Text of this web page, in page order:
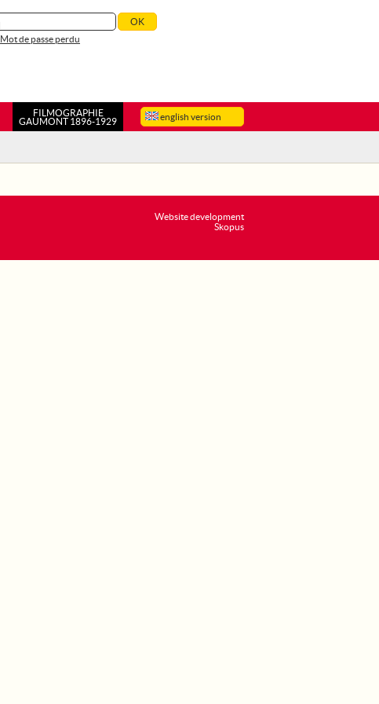
Mot de passe perdu
english version
FILMOGRAPHIE
GAUMONT 1896-1929
Website development
Skopus